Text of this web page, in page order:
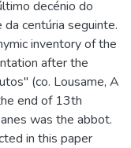
decénio do
centúria seguinte.
inventory of the
after the
(co. Lousame, A
end of 13th
was the abbot.
in this paper